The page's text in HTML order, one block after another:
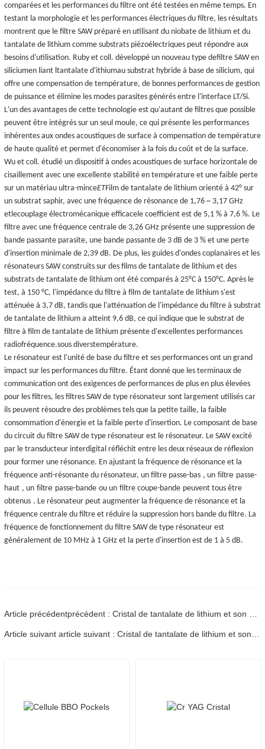
comparées et les performances du filtre ont été testées en même temps. En
testant la morphologie et les performances électriques du filtre, les résultats
montrent que le filtre SAW préparé en utilisant du niobate de lithium et du
tantalate de lithium comme substrats piézoélectriques peut répondre aux
besoins d'utilisation. Ruby et coll. développé un nouveau type defiltre SAW en
siliciumen liant l tantalate d'ithiumau substrat hybride à base de silicium, qui
offre une compensation de température, de bonnes performances de gestion
de puissance et élimine les modes parasites générés entre l'interface LT/Si.
L'un des avantages de cette technologie est qu'autant de filtres que possible
peuvent être intégrés sur un seul moule, ce qui présente les performances
inhérentes aux ondes acoustiques de surface à compensation de température
de haute qualité et permet d'économiser à la fois du coût et de la surface.
Wu et coll. étudié un dispositif à ondes acoustiques de surface horizontale de
cisaillement avec une excellente stabilité en température et une faible perte
sur un matériau ultra-minceETFilm de tantalate de lithium orienté à 42° sur
un substrat saphir, avec une fréquence de résonance de 1,76 ~ 3,17 GHz
et lecouplage électromécanique efficace le coefficient est de 5,1 % à 7,6 %. Le
filtre avec une fréquence centrale de 3,26 GHz présente une suppression de
bande passante parasite, une bande passante de 3 dB de 3 % et une perte
d'insertion minimale de 2,39 dB. De plus, les guides d'ondes coplanaires et les
résonateurs SAW construits sur des films de tantalate de lithium et des
substrats de tantalate de lithium ont été comparés à 25°C à 150°C. Après le
test, à 150 °C, l'impédance du filtre à film de tantalate de lithium s'est
atténuée à 3,7 dB, tandis que l'atténuation de l'impédance du filtre à substrat
de tantalate de lithium a atteint 9,6 dB, ce qui indique que le substrat de
filtre à film de tantalate de lithium présente d'excellentes performances
radiofréquence.sous diverstempérature.
Le résonateur est l'unité de base du filtre et ses performances ont un grand
impact sur les performances du filtre. Étant donné que les terminaux de
communication ont des exigences de performances de plus en plus élevées
pour les filtres, les filtres SAW de type résonateur sont largement utilisés car
ils peuvent résoudre des problèmes tels que la petite taille, la faible
consommation d'énergie et la faible perte d'insertion. Le composant de base
du circuit du filtre SAW de type résonateur est le résonateur. Le SAW excité
par le transducteur interdigital réfléchit entre les deux réseaux de réflexion
pour former une résonance. En ajustant la fréquence de résonance et la
fréquence anti-résonante du résonateur, un filtre passe-bas , un filtre passe-
haut , un filtre passe-bande ou un filtre coupe-bande peuvent tous être
obtenus . Le résonateur peut augmenter la fréquence de résonance et la
fréquence centrale du filtre et réduire la suppression hors bande du filtre. La
fréquence de fonctionnement du filtre SAW de type résonateur est
généralement de 10 MHz à 1 GHz et la perte d'insertion est de 1 à 5 dB.